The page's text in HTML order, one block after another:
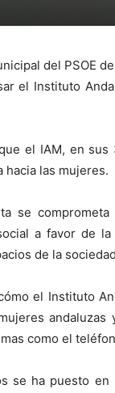
del PSOE
el Instituto
el IAM, en
hacia las mujeres.
se
a favor de
de la
el Instituto
como el
se ha puesto